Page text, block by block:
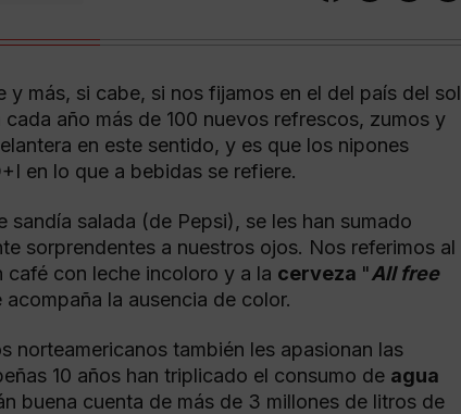
más, si cabe, si nos fijamos en el del país del sol
cada año más de 100 nuevos refrescos, zumos y
en este sentido, y es que los nipones
en lo que a bebidas se refiere.
salada (de Pepsi), se les han sumado
sorprendentes a nuestros ojos. Nos referimos al
café con leche incoloro y a la cerveza "All free
la ausencia de color.
norteamericanos también les apasionan las
10 años han triplicado el consumo de agua
buena cuenta de más de 3 millones de litros de